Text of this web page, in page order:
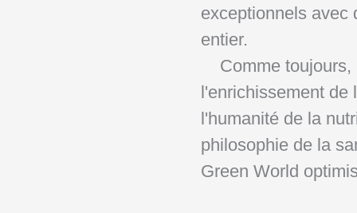
exceptionnels avec
entier.
Comme toujours,
l'enrichissement de
l'humanité de la
philosophie de la
Green World